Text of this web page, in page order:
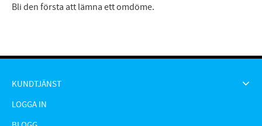
Bli den första att lämna ett omdöme.
KUNDTJÄNST
LOGGA IN